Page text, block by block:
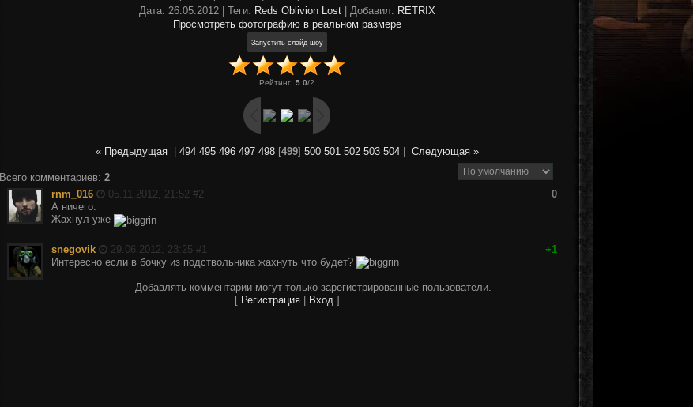
Дата: 26.05.2012 | Теги: Reds Oblivion Lost| Добавил: RETRIX
Просмотреть фотографию в реальном размере
Рейтинг: 5.0/2
« Предыдущая| 494 495 496 497 498[499] 500 501 502 503 504| Следующая »
Всего комментариев: 2
rnm_016
05.11.2012, 21:52 #2
0
А ничего.
Жахнул уже
snegovik 29.06.2012, 23:25 #1
+1
Интересно если в бочку из подствольника жахнуть что будет?
Добавлять комментарии могут только зарегистрированные пользователи.
[ Регистрация| Вход]